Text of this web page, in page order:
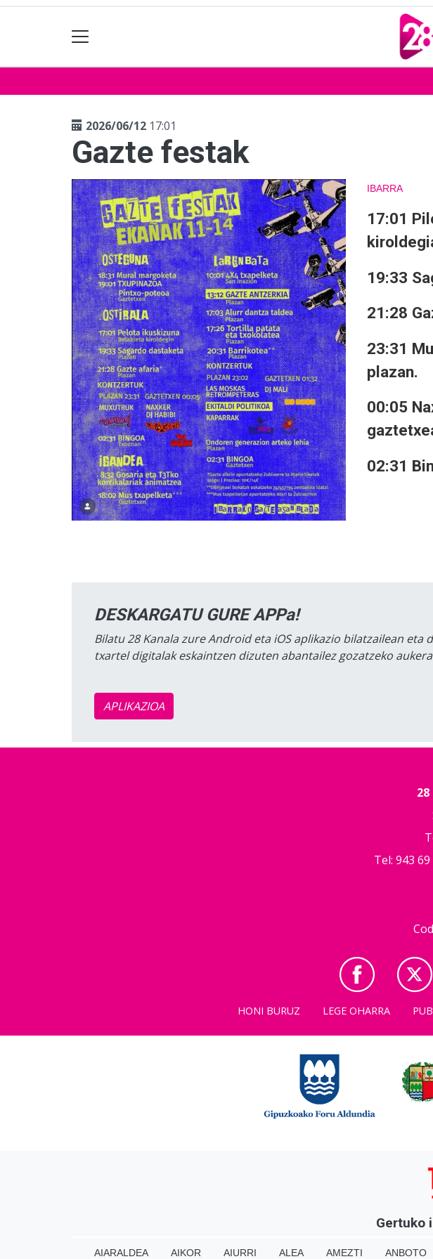
2026/06/12 17:01
Gazte festak
IBARRA
17:01
19:33
21:28
23:31
plazan.
00:05
02:31
DESKARGATU GURE APPa!
Bilatu 28 Kanala zure Android eta iOS aplikazio bilatzailean eta
txartel digitalak eskaintzen dizuten abantailez gozatzeko
APLIKAZIOA
Tel: 943
HONI BURUZ LEGE OHARRA
Gertuko
AIARALDEA AIKOR AIURRI ALEA AMEZTI ANBOTO